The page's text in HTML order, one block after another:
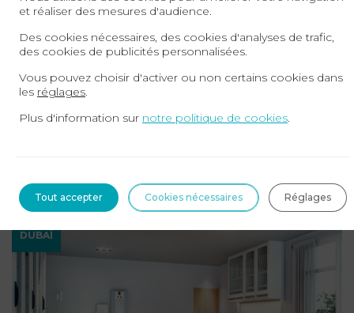
02-04-2026
Les 5 erreurs juridiques les plus fréquentes
des médecins aux Émirats arabes unis
Pourtant, beaucoup de praticiens ...Lire la suite
DUBAÏ
et réaliser des mesures d'audience.
Des cookies nécessaires, des cookies d'analyses de trafic,
des cookies de publicités personnalisées.
Vous pouvez choisir d'activer ou non certains cookies dans
les réglages.
Plus d'information sur notre politique de cookies.
Tout accepter Cookies nécessaires Réglages